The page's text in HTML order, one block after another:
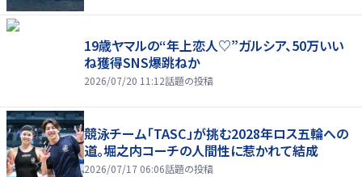
19歳ヤマルの“年上恋人♡”ガルシア、50万いい
ね獲得SNS爆跳ねか
2026/07/20 11:12話題の投稿
競泳チーム「TASC」が挑む2028年ロス五輪への
道。堀之内コーチの人間性に惹かれて結成
2026/07/17 06:06話題の投稿